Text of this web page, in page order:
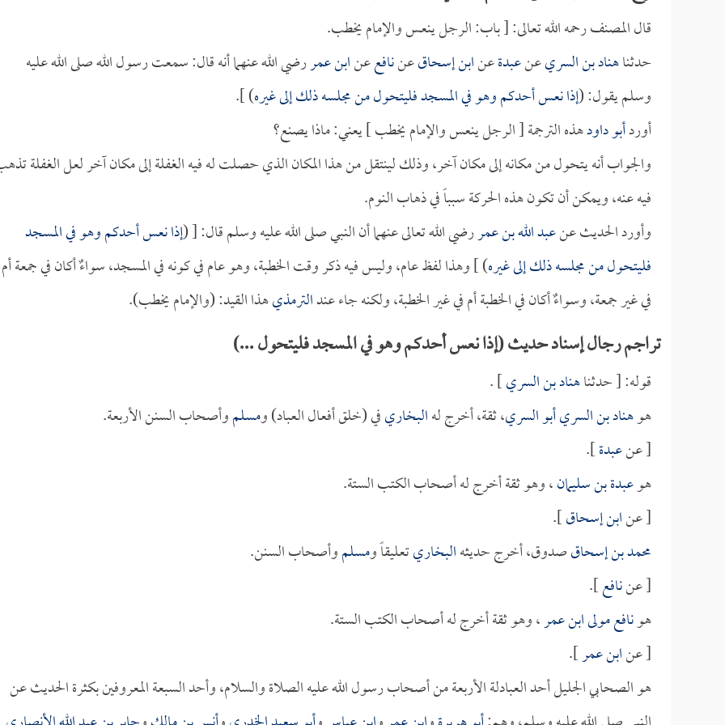
قال المصنف رحمه الله تعالى: [ باب: الرجل ينعس والإمام يخطب.
حدثناهناد بن السريعنعبدةعنابن إسحاقعننافععنابن عمررضي الله عنهما أنه قال: سمعت رسول الله صلى الله عليه
وسلم يقول: (إذا نعس أحدكم وهو في المسجد فليتحول من مجلسه ذلك إلى غيره) ].
أوردأبو داودهذه الترجمة [ الرجل ينعس والإمام يخطب ] يعني: ماذا يصنع؟
والجواب أنه يتحول من مكانه إلى مكان آخر، وذلك لينتقل من هذا المكان الذي حصلت له فيه الغفلة إلى مكان آخر لعل الغفلة
فيه عنه، ويمكن أن تكون هذه الحركة سبباً في ذهاب النوم.
وأورد الحديث عنعبد الله بن عمررضي الله تعالى عنهما أن النبي صلى الله عليه وسلم قال: [ (إذا نعس أحدكم وهو في المسجد
فليتحول من مجلسه ذلك إلى غيره) ] وهذا لفظ عام، وليس فيه ذكر وقت الخطبة، وهو عام في كونه في المسجد، سواءٌ أكان في جمعة أم
في غير جمعة، وسواءٌ أكان في الخطبة أم في غير الخطبة، ولكنه جاء عندالترمذيهذا القيد: (والإمام يخطب).
تراجم رجال إسناد حديث (إذا نعس أحدكم وهو في المسجد فليتحول ...)
قوله: [ حدثناهناد بن السري] .
هوهناد بن السري أبو السري، ثقة، أخرج لهالبخاريفي (خلق أفعال العباد) ومسلموأصحاب السنن الأربعة.
[ عنعبدة].
هوعبدة بن سليمان، وهو ثقة أخرج له أصحاب الكتب الستة.
[ عنابن إسحاق].
محمد بن إسحاقصدوق، أخرج حديثهالبخاريتعليقاً ومسلموأصحاب السنن.
[ عننافع].
هونافع مولى ابن عمر، وهو ثقة أخرج له أصحاب الكتب الستة.
[ عنابن عمر].
هو الصحابي الجليل أحد العبادلة الأربعة من أصحاب رسول الله عليه الصلاة والسلام، وأحد السبعة المعروفين بكثرة الحديث عن